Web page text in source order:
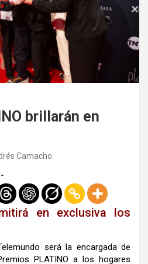
brillarán en
Camacho
en exclusiva los
será la encargada de
PLATINO a los hogares